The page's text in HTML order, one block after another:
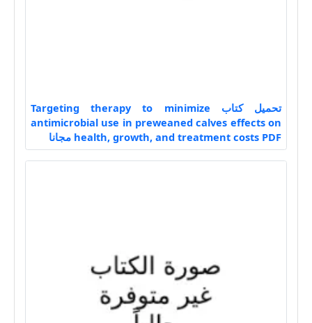
تحميل كتاب Targeting therapy to minimize
antimicrobial use in preweaned calves effects on
health, growth, and treatment costs PDF مجانا